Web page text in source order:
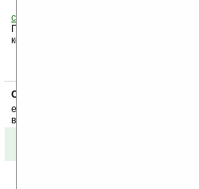
Оцените новость и оставьте
странице
на рассылку
Поддержите Ладошки своей
коммерческой информации, ссылками.
Скоро
ежедневный или еженедельный
ваш почтовый ящик.